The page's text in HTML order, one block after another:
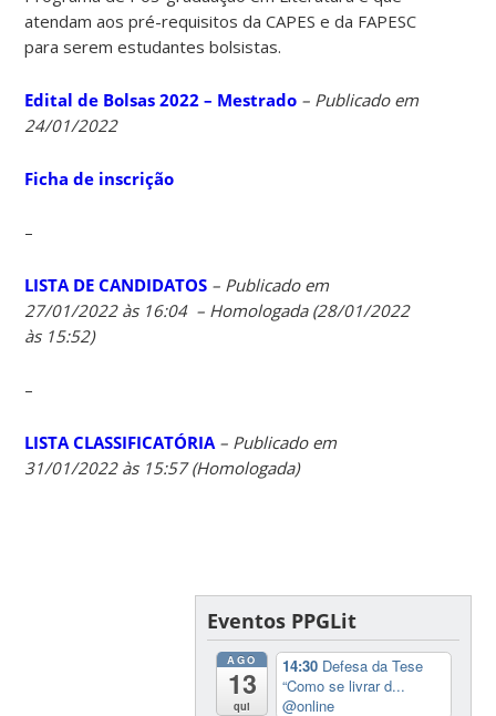
atendam aos pré-requisitos da CAPES e da FAPESC
para serem estudantes bolsistas.
Edital de Bolsas 2022 – Mestrado – Publicado em
24/01/2022
Ficha de inscrição
–
LISTA DE CANDIDATOS – Publicado em
27/01/2022 às 16:04 – Homologada (28/01/2022
às 15:52)
–
LISTA CLASSIFICATÓRIA – Publicado em
31/01/2022 às 15:57 (Homologada)
Eventos PPGLit
AGO
13
qui
14:30 Defesa da Tese
“Como se livrar d...
@online